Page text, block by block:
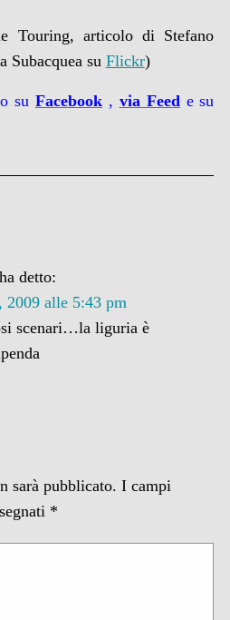
Touring, articolo di Stefano
Subacquea su Flickr)
su Facebook , via Feede su
ha detto:
2009 alle 5:43 pm
scenari…la liguria è
sarà pubblicato. I campi
*